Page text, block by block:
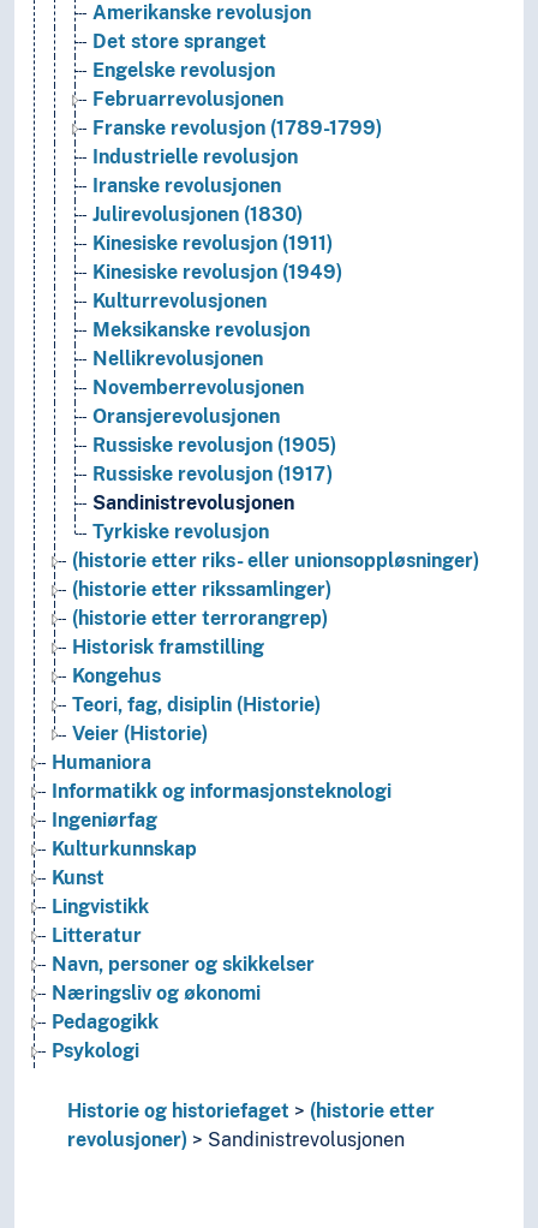
Amerikanske revolusjon
Det store spranget
Engelske revolusjon
Februarrevolusjonen
Franske revolusjon (1789-1799)
Industrielle revolusjon
Iranske revolusjonen
Julirevolusjonen (1830)
Kinesiske revolusjon (1911)
Kinesiske revolusjon (1949)
Kulturrevolusjonen
Meksikanske revolusjon
Nellikrevolusjonen
Novemberrevolusjonen
Oransjerevolusjonen
Russiske revolusjon (1905)
Russiske revolusjon (1917)
Sandinistrevolusjonen
Tyrkiske revolusjon
(historie etter riks- eller unionsoppløsninger)
(historie etter rikssamlinger)
(historie etter terrorangrep)
Historisk framstilling
Kongehus
Teori, fag, disiplin (Historie)
Veier (Historie)
Humaniora
Informatikk og informasjonsteknologi
Ingeniørfag
Kulturkunnskap
Kunst
Lingvistikk
Litteratur
Navn, personer og skikkelser
Næringsliv og økonomi
Pedagogikk
Psykologi
Religionsvitenskap
Rettsvitenskap
Historie og historiefaget
(historie etter
revolusjoner)
Sandinistrevolusjonen